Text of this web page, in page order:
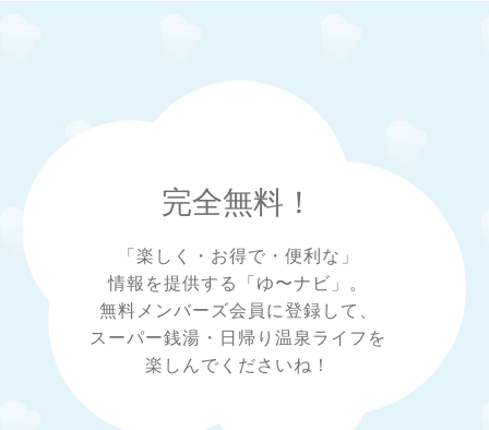
完全無料！
「楽しく・お得で・便利な」
情報を提供する「ゆ〜ナビ」。
無料メンバーズ会員に登録して、
スーパー銭湯・日帰り温泉ライフを
楽しんでくださいね！